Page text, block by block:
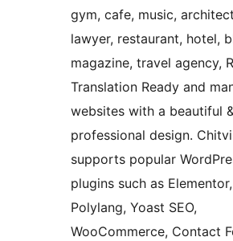
gym, cafe, music,
lawyer, restaurant, hotel,
magazine, travel agency,
Translation Ready and
websites with a beautiful
professional design. Chitvi
supports popular
plugins such as
Polylang, Yoast SEO,
WooCommerce, Contact